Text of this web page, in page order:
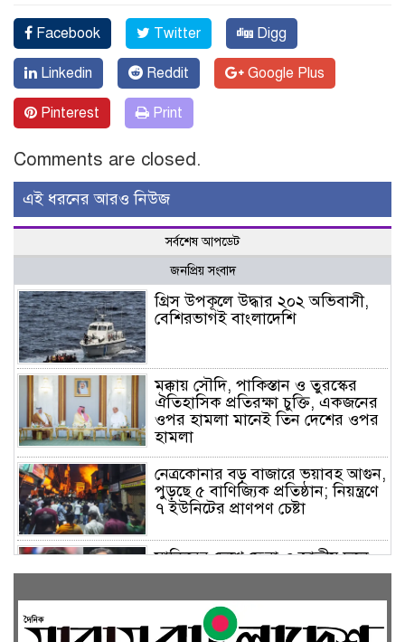
Facebook Twitter Digg
Linkedin Reddit Google Plus
Pinterest Print
Comments are closed.
এই ধরনের আরও নিউজ
সর্বশেষ আপডেট
জনপ্রিয় সংবাদ
গ্রিস উপকূলে উদ্ধার ২০২ অভিবাসী,
বেশিরভাগই বাংলাদেশি
মক্কায় সৌদি, পাকিস্তান ও তুরস্কের
ঐতিহাসিক প্রতিরক্ষা চুক্তি, একজনের
ওপর হামলা মানেই তিন দেশের ওপর
হামলা
নেত্রকোনার বড় বাজারে ভয়াবহ আগুন,
পুড়ছে ৫ বাণিজ্যিক প্রতিষ্ঠান; নিয়ন্ত্রণে
৭ ইউনিটের প্রাণপণ চেষ্টা
সাকিবের দেশে ফেরা ও জাতীয় দলে
ফেরার সম্ভাবনা নেই, ইঙ্গিত ক্রীড়া